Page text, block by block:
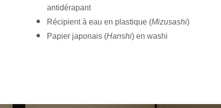
antidérapant
Récipient à eau en plastique (Mizusashi)
Papier japonais (Hanshi) en washi